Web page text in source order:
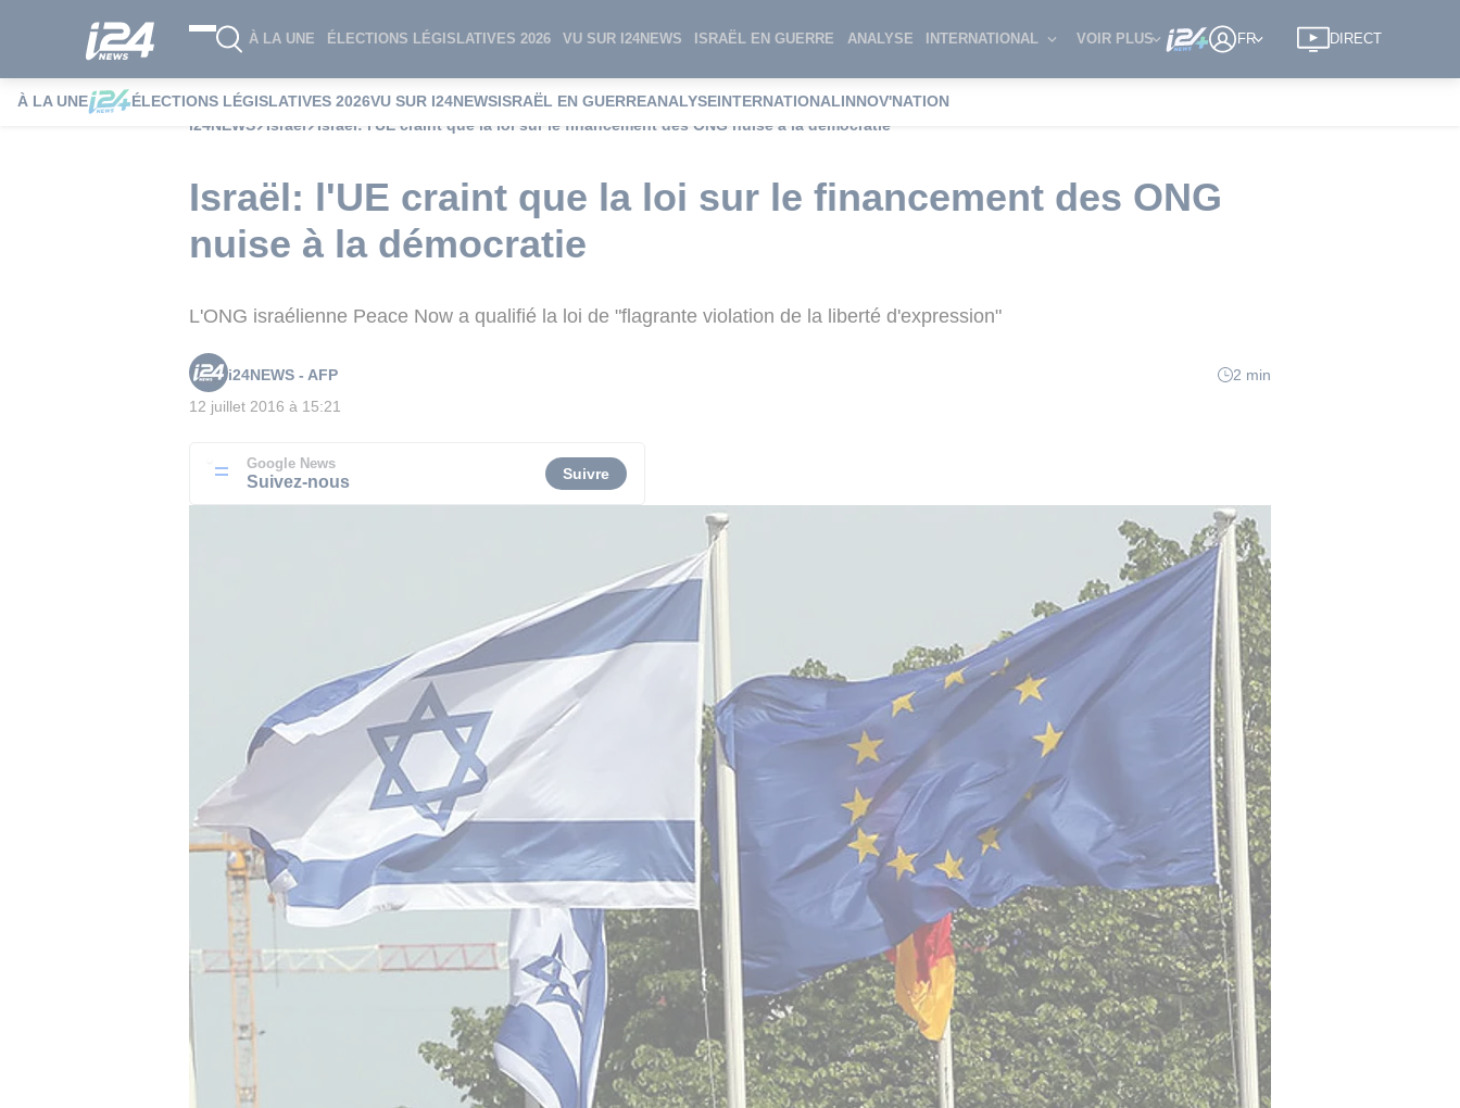
À LA UNE ÉLECTIONS LÉGISLATIVES 2026 VU SUR I24NEWS ISRAËL EN GUERRE ANALYSE INTERNATIONAL VOIR PLUS FR DIRECT
À LA UNE ÉLECTIONS LÉGISLATIVES 2026VU SUR I24NEWSISRAËL EN GUERREANALYSEINTERNATIONALINNOV'NATION
i24NEWS
Israël Israël: l'UE craint que la loi sur le financement des ONG nuise à la démocratie
Israël: l'UE craint que la loi sur le financement des ONG
nuise à la démocratie
L'ONG israélienne Peace Now a qualifié la loi de "flagrante violation de la liberté d'expression"
i24NEWS - AFP
2 min
12 juillet 2016 à 15:21
Google News
Suivez-nous Suivre